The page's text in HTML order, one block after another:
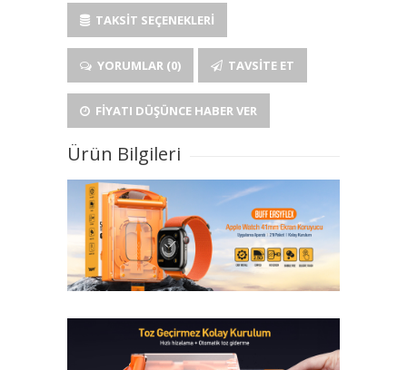
TAKSIT SEÇENEKLERI
YORUMLAR (0) TAVSITE ET
FIYATI DÜŞÜNCE HABER VER
Ürün Bilgileri